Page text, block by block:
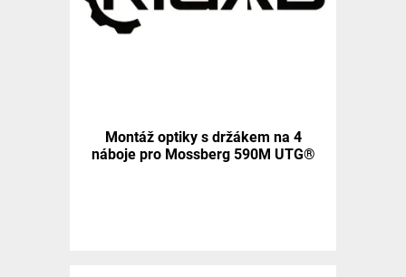
Montáž optiky s držákem na 4
náboje pro Mossberg 590M UTG®